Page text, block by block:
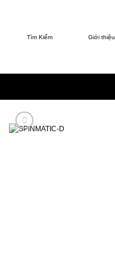
Tìm Kiếm Giới thiệu